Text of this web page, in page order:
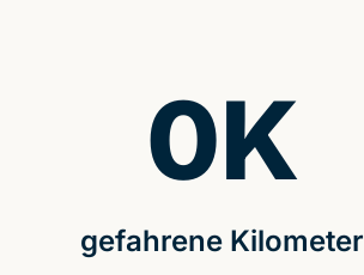
gefahrene Kilometer
0K